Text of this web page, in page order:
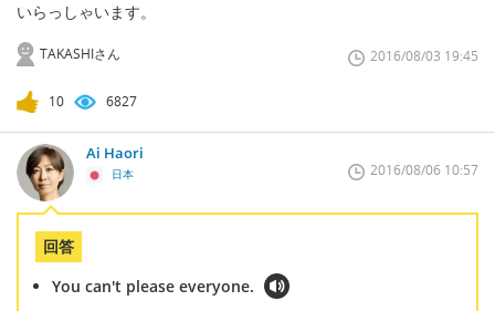
いらっしゃいます。
TAKASHIさん 2016/08/03 19:45
10 6827
Ai Haori
日本 2016/08/06 10:57
回答
You can't please everyone.